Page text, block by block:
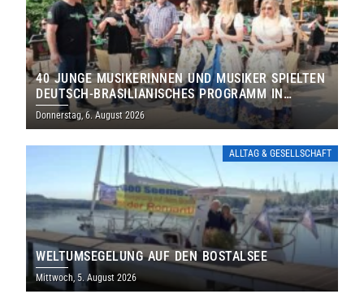
40 JUNGE MUSIKERINNEN UND MUSIKER SPIELTEN
DEUTSCH-BRASILIANISCHES PROGRAMM IN
THOLEY
Donnerstag, 6. August 2026
ALLTAG & GESELLSCHAFT
WELTUMSEGELUNG AUF DEN BOSTALSEE
Mittwoch, 5. August 2026